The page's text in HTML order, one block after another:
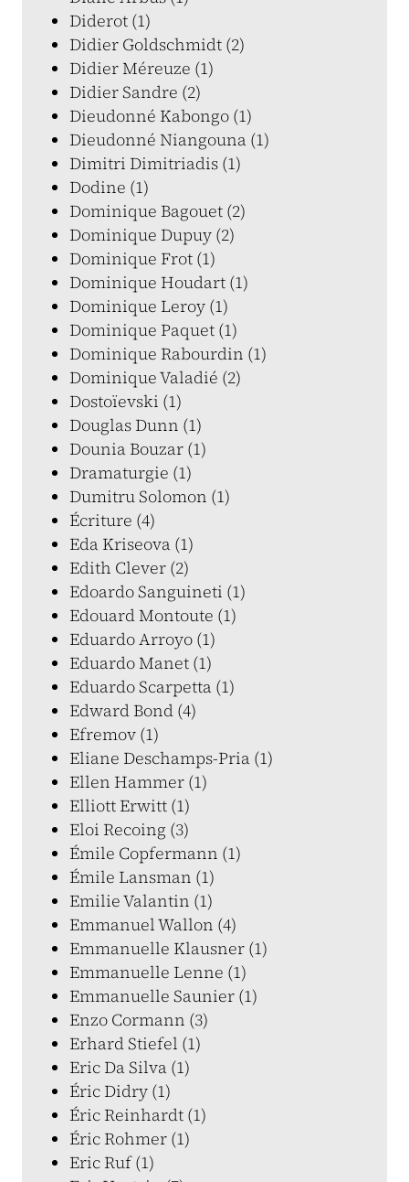
Diderot (1)
Didier Goldschmidt (2)
Didier Méreuze (1)
Didier Sandre (2)
Dieudonné Kabongo (1)
Dieudonné Niangouna (1)
Dimitri Dimitriadis (1)
Dodine (1)
Dominique Bagouet (2)
Dominique Dupuy (2)
Dominique Frot (1)
Dominique Houdart (1)
Dominique Leroy (1)
Dominique Paquet (1)
Dominique Rabourdin (1)
Dominique Valadié (2)
Dostoïevski (1)
Douglas Dunn (1)
Dounia Bouzar (1)
Dramaturgie (1)
Dumitru Solomon (1)
Écriture (4)
Eda Kriseova (1)
Edith Clever (2)
Edoardo Sanguineti (1)
Edouard Montoute (1)
Eduardo Arroyo (1)
Eduardo Manet (1)
Eduardo Scarpetta (1)
Edward Bond (4)
Efremov (1)
Eliane Deschamps-Pria (1)
Ellen Hammer (1)
Elliott Erwitt (1)
Eloi Recoing (3)
Émile Copfermann (1)
Émile Lansman (1)
Emilie Valantin (1)
Emmanuel Wallon (4)
Emmanuelle Klausner (1)
Emmanuelle Lenne (1)
Emmanuelle Saunier (1)
Enzo Cormann (3)
Erhard Stiefel (1)
Eric Da Silva (1)
Éric Didry (1)
Éric Reinhardt (1)
Éric Rohmer (1)
Eric Ruf (1)